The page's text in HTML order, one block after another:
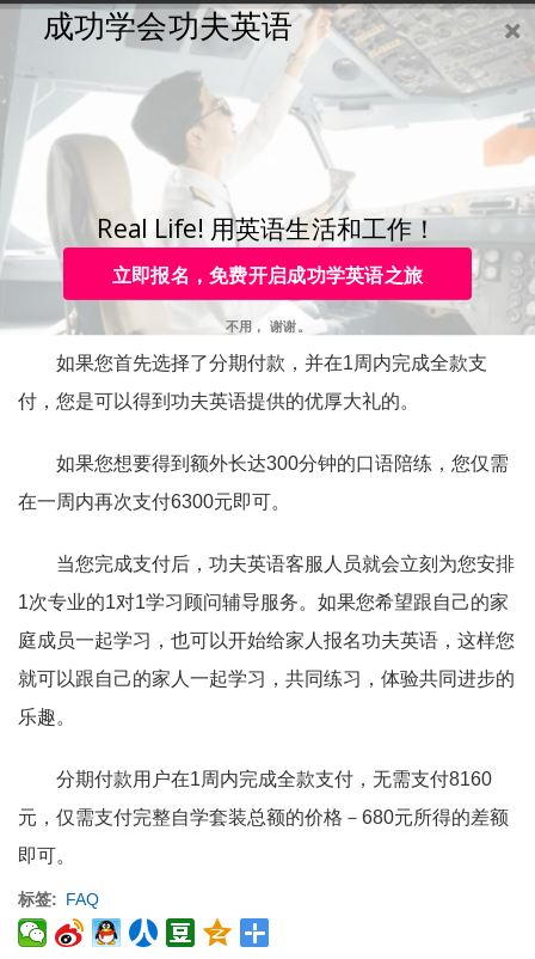
购买
咨询
注册
登录
Toggle
navigation
咨询热线：
4006-979-088 或 0755-88820630
分期付款可以得到礼品
吗？
您好，感谢您的咨询。
如果您首先选择了分期付款，并在1周内完成全款支
付，您是可以得到功夫英语提供的优厚大礼的。
如果您想要得到额外长达300分钟的口语陪练，您仅需
在一周内再次支付6300元即可。
当您完成支付后，功夫英语客服人员就会立刻为您安排
1次专业的1对1学习顾问辅导服务。如果您希望跟自己的家
庭成员一起学习，也可以开始给家人报名功夫英语，这样您
就可以跟自己的家人一起学习，共同练习，体验共同进步的
乐趣。
分期付款用户在1周内完成全款支付，无需支付8160
元，仅需支付完整自学套装总额的价格－680元所得的差额
即可。
标签 FAQ
立即报名，免费开启成功学英语之旅
成功学会功夫英语
Real Life! 用英语生活和工作！
不用， 谢谢。